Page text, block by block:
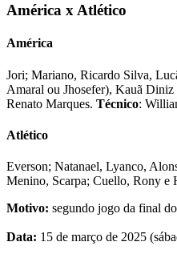
América x Atlético
América
Jori; Mariano, Ricardo Silva,
Amaral ou Jhosefer), Kauã
Renato Marques. Técnico:
Atlético
Everson; Natanael, Lyanco,
Menino, Scarpa; Cuello, Rony e
Motivo: segundo jogo da final
Data: 15 de março de 2025